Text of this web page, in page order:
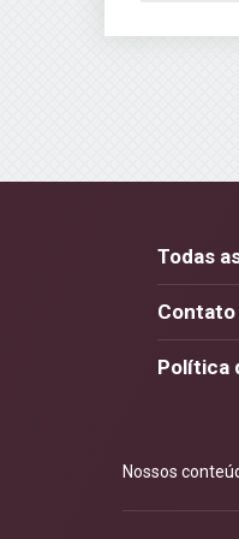
Todas
Contato
Política
Nossos